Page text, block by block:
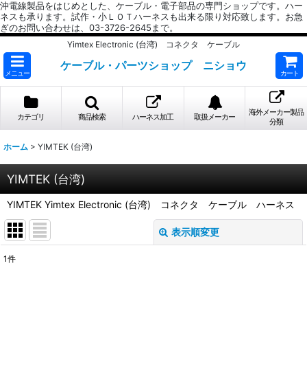
沖電線製品をはじめとした、ケーブル・電子部品の専門ショップです。ハー
ネスも承ります。試作・小ＬＯＴハーネスも出来る限り対応致します。お急
ぎのお問い合わせは、03-3726-2645まで。
Yimtex Electronic (台湾) コネクタ ケーブル
メニュー
ケーブル・パーツショップ ニショウ
カート
カテゴリ 商品検索 ハーネス加工 取扱メーカー
海外メーカー製品
分類
ホーム > YIMTEK (台湾)
YIMTEK (台湾)
YIMTEK Yimtex Electronic (台湾) コネクタ ケーブル ハーネス
表示順変更
1件